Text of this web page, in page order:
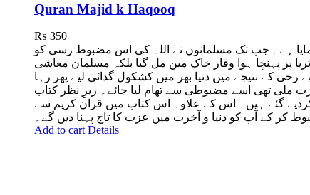
Quran Majid k Haqooq
₨ 350
ہے۔ جب تک مسلمانوں نے اللہ کی اس مضبوط رسی کو
پر پہنچا ہوا وقار خاک مین مل گیا بلکہ مسلمان معاشی
کے نتیجے میں دنیا بھر میں کشکول گدائی لیے پھر رہا
ملی تھی اسے مضبوطی سے تھام لیا جائے۔ زیرِ نظر کتاب
گئے ہیں۔ اس کے علاوہ اس کتاب میں قران کریم سے
کے آپ کو دنیا و آخرت میں عزت کا تاج پہنا دیں گے۔
Add to cart Details